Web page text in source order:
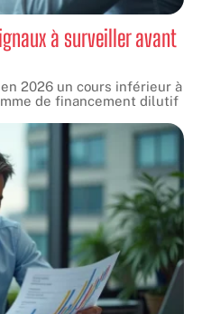
à surveiller avant
2026 un cours inférieur à
de financement dilutif